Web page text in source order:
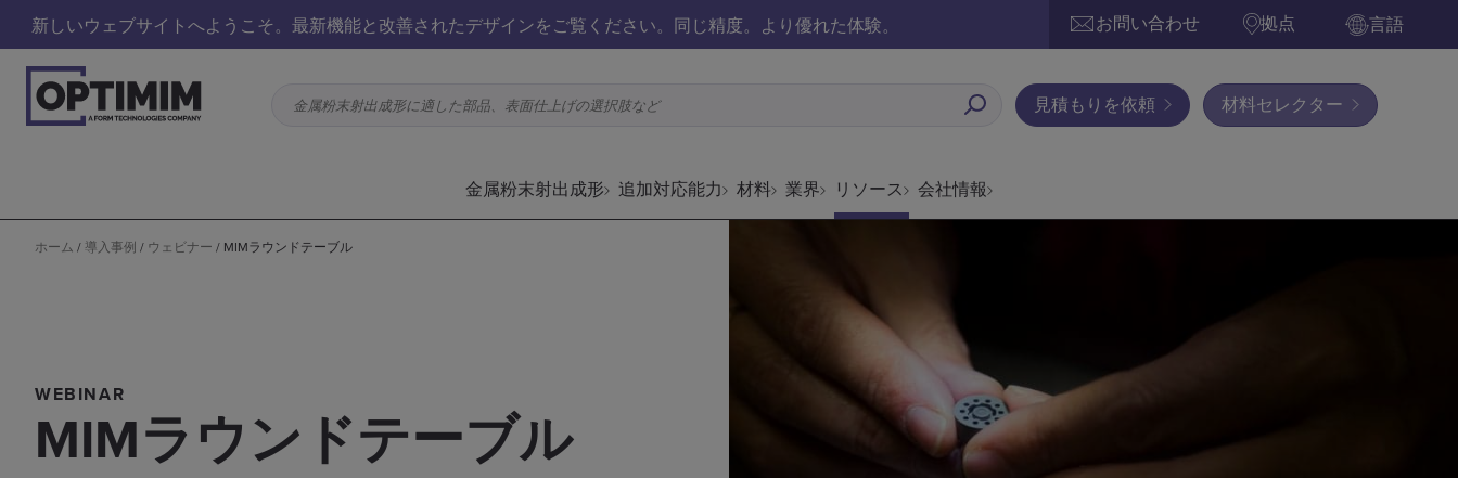
新しいウェブサイトへようこそ。最新機能と改善されたデザインをご覧ください。同じ精度。より優れた体験。 お問い合わせ 拠点 言語
金属粉末射出成形に適した部品、表面仕上げの選択肢など 見積もりを依頼 材料セレクター
金属粉末射出成形 追加対応能力 材料 業界 リソース 会社情報
ホーム / 導入事例 / ウェビナー / MIMラウンドテーブル
WEBINAR
MIMラウンドテーブル